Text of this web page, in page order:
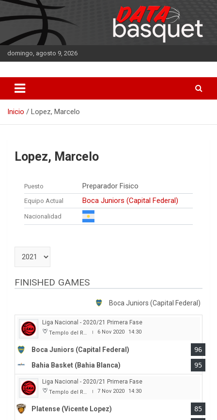
Saltar
al
contenido
domingo, agosto 9, 2026
DATA Basquet
Inicio Lopez, Marcelo
Lopez, Marcelo
Puesto Preparador Fisico
Equipo Actual Boca Juniors (Capital Federal)
Nacionalidad
FINISHED GAMES
Boca Juniors (Capital Federal)
Liga Nacional - 2020/21 Primera Fase
Templo del Rock | 6 Nov 2020 14:30
Boca Juniors (Capital Federal)
96
Bahia Basket (Bahia Blanca)
95
Liga Nacional - 2020/21 Primera Fase
Templo del Rock | 7 Nov 2020 14:30
Platense (Vicente Lopez)
85